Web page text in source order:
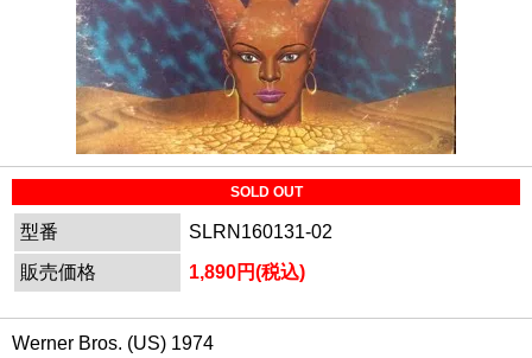
SOLD OUT
型番
SLRN160131-02
販売価格
1,890円(税込)
Werner Bros. (US) 1974